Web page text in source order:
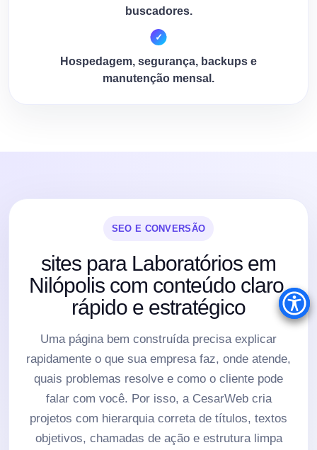
buscadores.
Hospedagem, segurança, backups e
manutenção mensal.
SEO E CONVERSÃO
sites para Laboratórios em
Nilópolis com conteúdo claro,
rápido e estratégico
Uma página bem construída precisa explicar
rapidamente o que sua empresa faz, onde atende,
quais problemas resolve e como o cliente pode
falar com você. Por isso, a CesarWeb cria
projetos com hierarquia correta de títulos, textos
objetivos, chamadas de ação e estrutura limpa